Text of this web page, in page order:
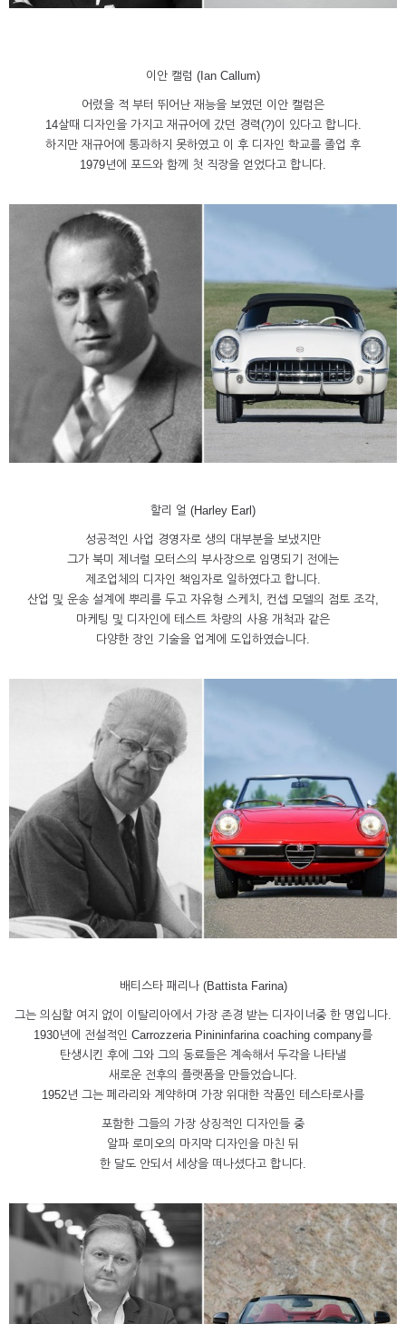
이안 캘럼 (Ian Callum)
어렸을 적 부터 뛰어난 재능을 보였던 이안 캘럼은
14살때 디자인을 가지고 재규어에 갔던 경력(?)이 있다고 합니다.
하지만 재규어에 통과하지 못하였고 이 후 디자인 학교를 졸업 후
1979년에 포드와 함께 첫 직장을 얻었다고 합니다.
할리 얼 (Harley Earl)
성공적인 사업 경영자로 생의 대부분을 보냈지만
그가 북미 제너럴 모터스의 부사장으로 임명되기 전에는
제조업체의 디자인 책임자로 일하였다고 합니다.
산업 및 운송 설계에 뿌리를 두고 자유형 스케치, 컨셉 모델의 점토 조각,
마케팅 및 디자인에 테스트 차량의 사용 개척과 같은
다양한 장인 기술을 업계에 도입하였습니다.
배티스타 패리나 (Battista Farina)
그는 의심할 여지 없이 이탈리아에서 가장 존경 받는 디자이너중 한 명입니다.
1930년에 전설적인 Carrozzeria Pinininfarina coaching company를
탄생시킨 후에 그와 그의 동료들은 계속해서 두각을 나타낼
새로운 전후의 플랫폼을 만들었습니다.
1952년 그는 페라리와 계약하며 가장 위대한 작품인 테스타로사를
포함한 그들의 가장 상징적인 디자인들 중
알파 로미오의 마지막 디자인을 마친 뒤
한 달도 안되서 세상을 떠나셨다고 합니다.